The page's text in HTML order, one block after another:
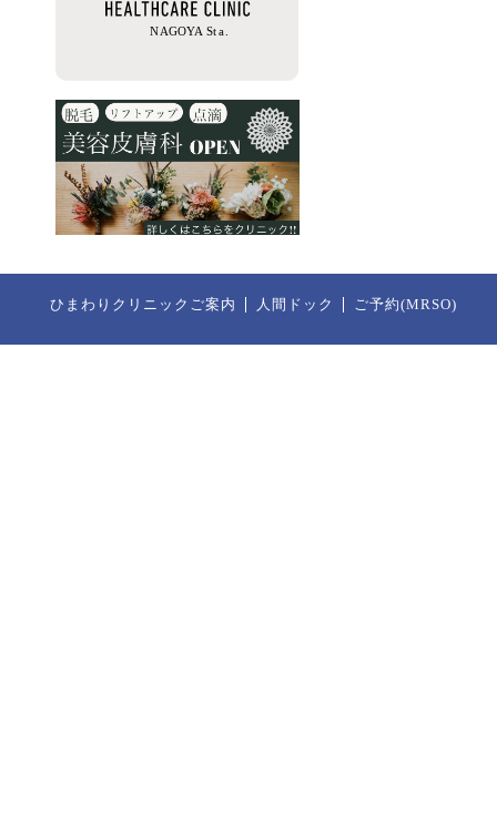
ひまわりクリニックご案内 人間ドック ご予約(MRSO)